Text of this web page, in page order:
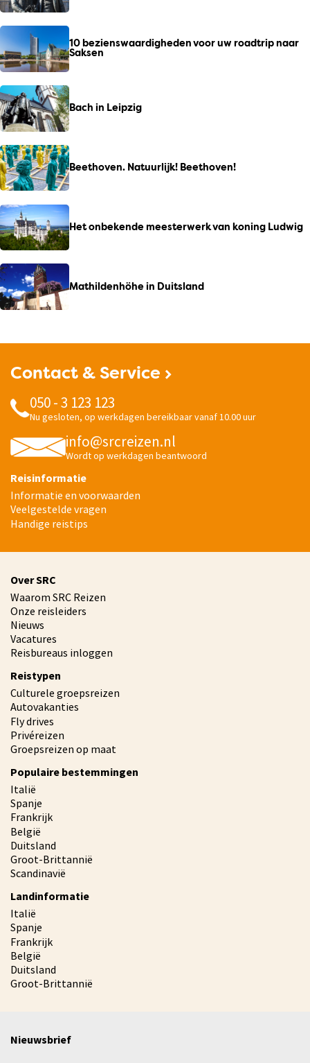
10 bezienswaardigheden voor uw roadtrip naar
Saksen
Bach in Leipzig
Beethoven. Natuurlijk! Beethoven!
Het onbekende meesterwerk van koning Ludwig
Mathildenhöhe in Duitsland
Contact & Service
050 - 3 123 123
Nu gesloten, op werkdagen bereikbaar vanaf 10.00 uur
info@srcreizen.nl
Wordt op werkdagen beantwoord
Reisinformatie
Informatie en voorwaarden
Veelgestelde vragen
Handige reistips
Over SRC
Waarom SRC Reizen
Onze reisleiders
Nieuws
Vacatures
Reisbureaus inloggen
Reistypen
Culturele groepsreizen
Autovakanties
Fly drives
Privéreizen
Groepsreizen op maat
Populaire bestemmingen
Italië
Spanje
Frankrijk
België
Duitsland
Groot-Brittannië
Scandinavië
Landinformatie
Italië
Spanje
Frankrijk
België
Duitsland
Groot-Brittannië
Nieuwsbrief